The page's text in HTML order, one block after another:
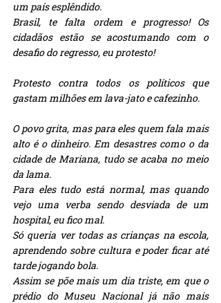
um país esplêndido.
Brasil, te falta ordem e progresso! Os
cidadãos estão se acostumando com o
desafio do regresso, eu protesto!
Protesto contra todos os políticos que
gastam milhões em lava-jato e cafezinho.
O povo grita, mas para eles quem fala mais
alto é o dinheiro. Em desastres como o da
cidade de Mariana, tudo se acaba no meio
da lama.
Para eles tudo está normal, mas quando
vejo uma verba sendo desviada de um
hospital, eu fico mal.
Só queria ver todas as crianças na escola,
aprendendo sobre cultura e poder ficar até
tarde jogando bola.
Assim se põe mais um dia triste, em que o
prédio do Museu Nacional já não mais